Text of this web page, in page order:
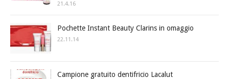
21.4.16
Pochette Instant Beauty Clarins in omaggio
22.11.14
Campione gratuito dentifricio Lacalut